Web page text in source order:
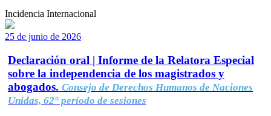
Incidencia Internacional
25 de junio de 2026
Declaración oral | Informe de la Relatora Especial
sobre la independencia de los magistrados y
abogados. Consejo de Derechos Humanos de Naciones
Unidas, 62° período de sesiones